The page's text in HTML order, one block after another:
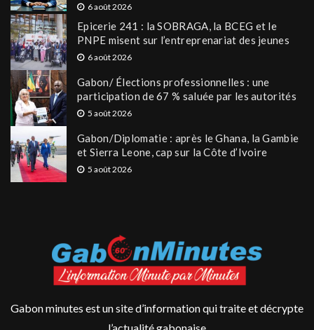
6 août 2026
Epicerie 241 : la SOBRAGA, la BCEG et le
PNPE misent sur l’entreprenariat des jeunes
6 août 2026
Gabon/ Élections professionnelles : une
participation de 67 % saluée par les autorités
5 août 2026
Gabon/Diplomatie : après le Ghana, la Gambie
et Sierra Leone, cap sur la Côte d’Ivoire
5 août 2026
Gabon minutes est un site d’information qui traite et décrypte